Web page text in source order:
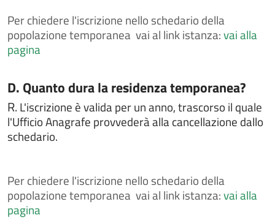
Chiedere la consultazione e la copia delle liste
elettorali
Chiedere la legalizzazione di fotografia
Chiedere la rettifica di dati anagrafici in atti di stato
civile
Chiedere la sepoltura nei cimiteri comunali
Chiedere un interpello
Comunicare i dati del conducente o del locatario a
seguito di un accertamento di violazione
Contestazioni e ricorsi a verbali o atti di
Perchiedere l'iscrizione nello schedario della
popolazione temporanea vai al link istanza:vai alla
pagina
Categoria:
D. Quanto dura la residenza temporanea?
R. L'iscrizione è valida per un anno, trascorso il quale
l'Ufficio Anagrafe provvederà alla cancellazione dallo
schedario.
Perchiedere l'iscrizione nello schedario della
popolazione temporanea vai al link istanza:vai alla
pagina